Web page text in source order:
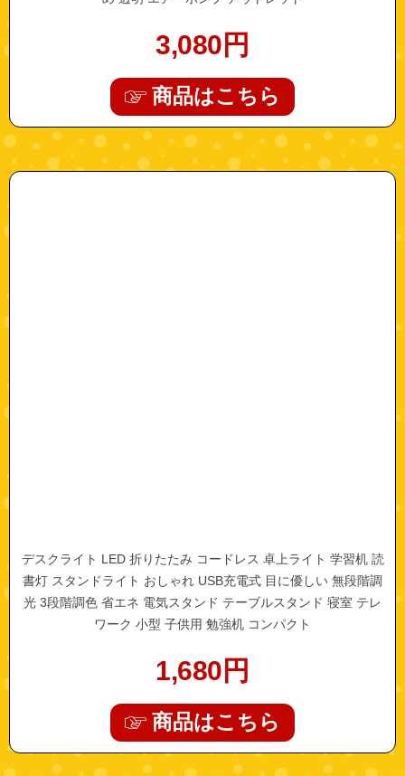
3,080 円
商品はこちら
"a0467"
デスクライト LED 折りたたみ コードレス 卓上ライト 学習机 読
書灯 スタンドライト おしゃれ USB充電式 目に優しい 無段階調
光 3段階調色 省エネ 電気スタンド テーブルスタンド 寝室 テレ
ワーク 小型 子供用 勉強机 コンパクト
1,680 円
商品はこちら